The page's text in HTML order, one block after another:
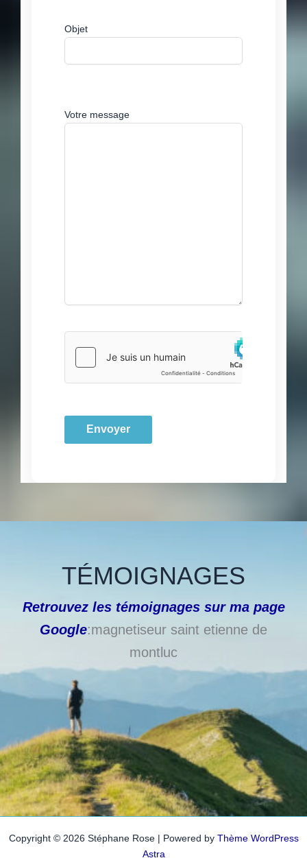
Objet
Votre message
TÉMOIGNAGES
Retrouvez les témoignages sur ma page
Google:magnetiseur saint etienne de
montluc
Copyright © 2026 Stéphane Rose | Powered by Thème WordPress
Astra